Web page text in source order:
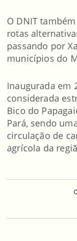
O DNIT
rotas
passando por
municípios do
Inaugurada em
considerada
Bico do
Pará, sendo
circulação de
agrícola da